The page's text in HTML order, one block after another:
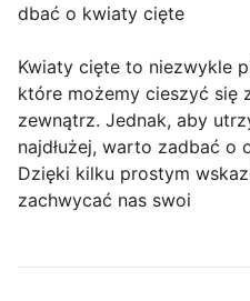
dbać o kwiaty cięte
Kwiaty cięte to niezwykle
które możemy cieszyć się
zewnątrz. Jednak, aby
najdłużej, warto zadbać o
Dzięki kilku prostym
zachwycać nas swoi